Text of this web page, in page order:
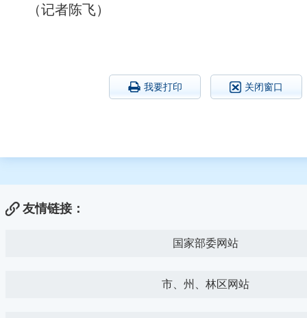
（记者陈飞）
我要打印 关闭窗口
友情链接：
国家部委网站
市、州、林区网站